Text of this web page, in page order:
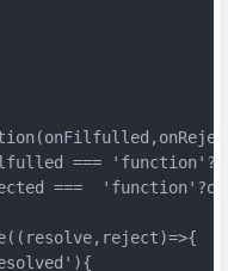
===
===